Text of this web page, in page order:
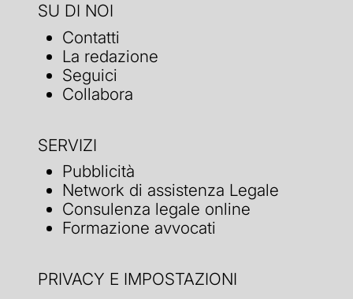
SU DI NOI
Contatti
La redazione
Seguici
Collabora
SERVIZI
Pubblicità
Network di assistenza Legale
Consulenza legale online
Formazione avvocati
PRIVACY E IMPOSTAZIONI